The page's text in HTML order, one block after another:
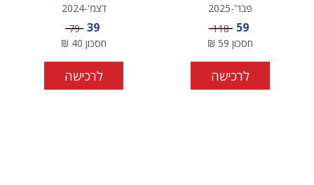
פבר'-2025
מחיר מבצע
59 מחיר
118
חסכון 59
₪
לרכישה
דצמ'-2024
מחיר מבצע
39 מחיר
79
חסכון 40
₪
לרכישה